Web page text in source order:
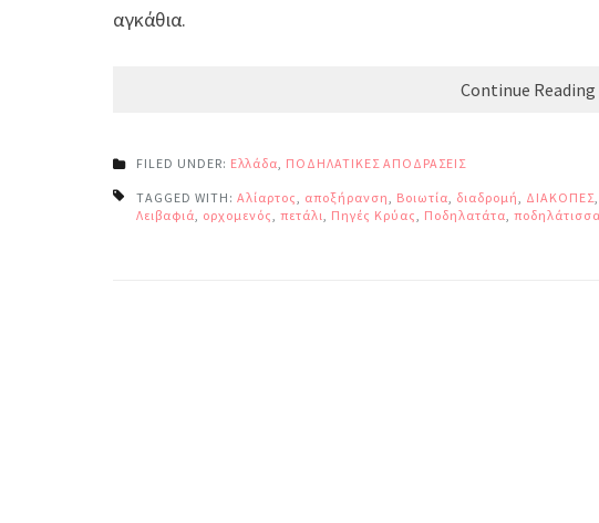
αγκάθια.
Continue Reading
FILED UNDER: Ελλάδα, ΠΟΔΗΛΑΤΙΚΕΣ ΑΠΟΔΡΑΣΕΙΣ
TAGGED WITH: Αλίαρτος, αποξήρανση, Βοιωτία, διαδρομή, ΔΙΑΚΟΠΕΣ,
Λειβαφιά, ορχομενός, πετάλι, Πηγές Κρύας, Ποδηλατάτα, ποδηλάτισσα